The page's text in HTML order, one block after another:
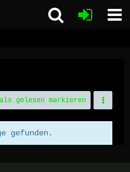
gelesen markieren
gefunden.